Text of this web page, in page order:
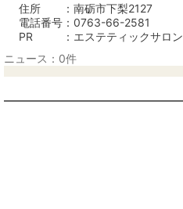
住所
南砺市下梨2127
電話番号
0763-66-2581
PR
エステティックサロン
ニュース：0件